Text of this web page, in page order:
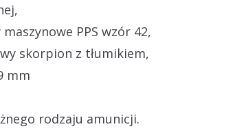
PPS wzór 42,
skorpion z tłumikiem,
mm
rodzaju amunicji.